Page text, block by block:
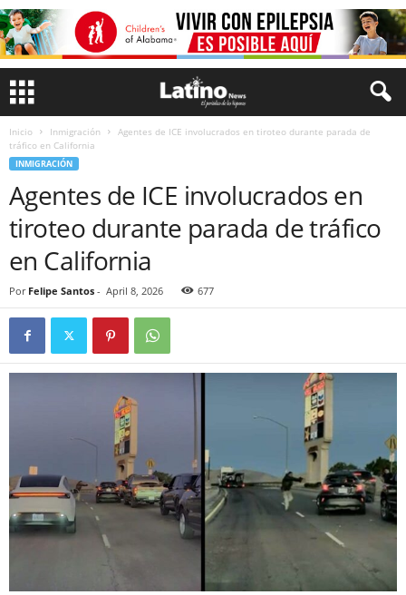
Inicio Inmigración
Agentes de ICE involucrados en tiroteo durante parada de
tráfico en California
INMIGRACIÓN
Agentes de ICE involucrados en
tiroteo durante parada de tráfico
en California
Por Felipe Santos - April 8, 2026 677